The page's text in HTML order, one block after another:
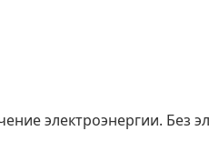
электроэнергии. Без